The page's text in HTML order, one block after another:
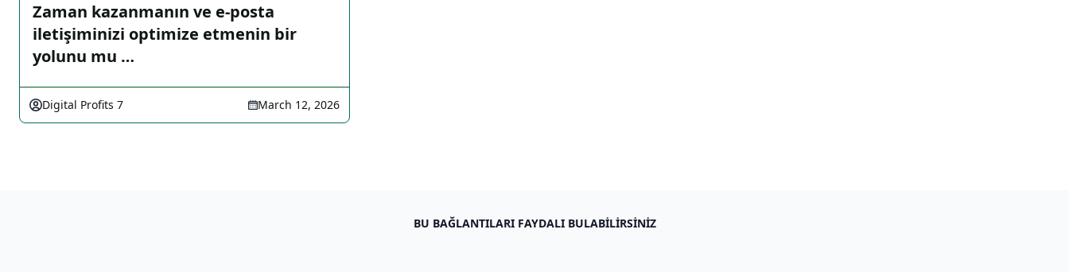
Zaman kazanmanın ve e-posta
iletişiminizi optimize etmenin bir
yolunu mu …
Digital Profits 7 March 12, 2026
BU BAĞLANTILARI FAYDALI BULABILIRSINIZ